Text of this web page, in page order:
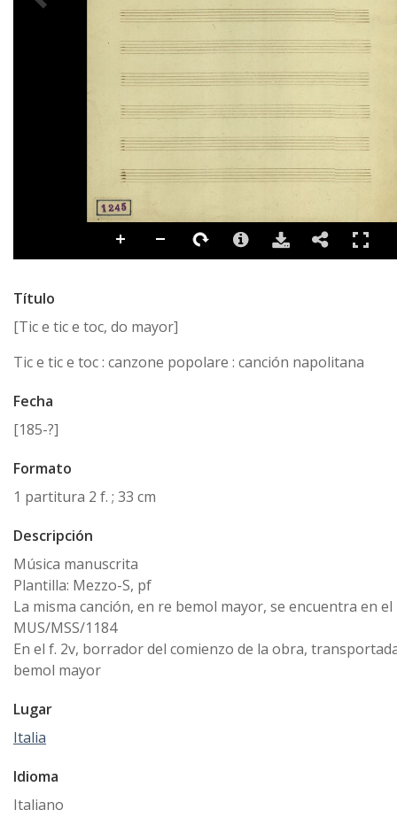
Título
[Tic e tic e toc, do mayor]
Tic e tic e toc : canzone popolare : canción napolitana
Fecha
[185-?]
Formato
1 partitura 2 f. ; 33 cm
Descripción
Música manuscrita
Plantilla: Mezzo-S, pf
La misma canción, en re bemol mayor, se encuentra en el
MUS/MSS/1184
En el f. 2v, borrador del comienzo de la obra,
bemol mayor
Lugar
Italia
Idioma
Italiano